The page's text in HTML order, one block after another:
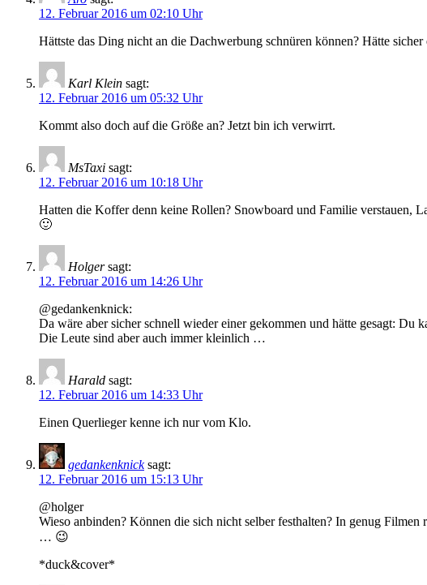
12. Februar 2016 um 02:10 Uhr
Hättste das Ding nicht an die Dachwerbung schnüren können? Hätte sicher
Karl Klein sagt:
12. Februar 2016 um 05:32 Uhr
Kommt also doch auf die Größe an? Jetzt bin ich verwirrt.
MsTaxi sagt:
12. Februar 2016 um 10:18 Uhr
Hatten die Koffer denn keine Rollen? Snowboard und Familie verstauen,
🙂
Holger sagt:
12. Februar 2016 um 14:26 Uhr
@gedankenknick:
Da wäre aber sicher schnell wieder einer gekommen und hätte gesagt:
Die Leute sind aber auch immer kleinlich …
Harald sagt:
12. Februar 2016 um 14:33 Uhr
Einen Querlieger kenne ich nur vom Klo.
gedankenknick sagt:
12. Februar 2016 um 15:13 Uhr
@holger
Wieso anbinden? Können die sich nicht selber festhalten? In genug
… 😉
*duck&cover*